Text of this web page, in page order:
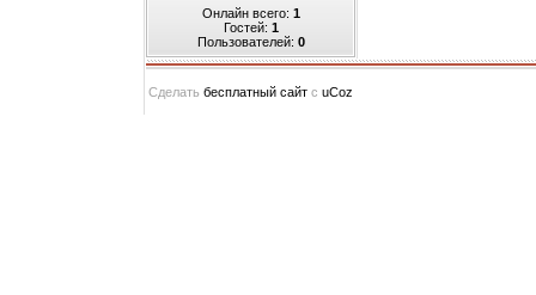
Онлайн всего: 1
Гостей: 1
Пользователей: 0
Сделать бесплатный сайт с uCoz